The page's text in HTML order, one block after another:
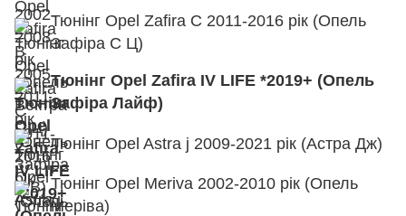
Тюнінг Opel Zafira C 2011-2016 рік (Опель
Зафіра С Ц)
Тюнінг Opel Zafira IV LIFE *2019+ (Опель
Зафіра Лайф)
Тюнінг Opel Astra j 2009-2021 рік (Астра Дж)
Тюнінг Opel Meriva 2002-2010 рік (Опель
Меріва)